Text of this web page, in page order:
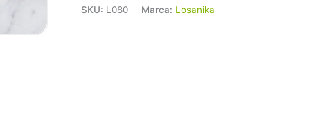
SKU: L080 Marca: Losanika